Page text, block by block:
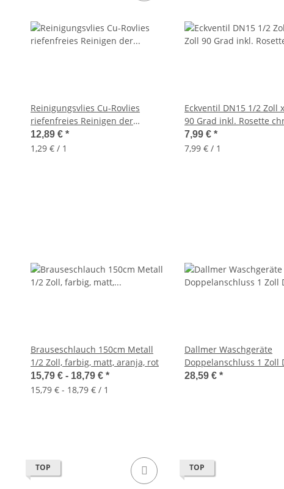
Reinigungsvlies Cu-Rovlies
riefenfreies Reinigen der
Lötstellen 10 Stück
12,89 € *
1,29 € / 1
Eckventil DN15 1/2 Zoll
90 Grad inkl. Rosette
7,99 € *
7,99 € / 1
Brauseschlauch 150cm Metall
1/2 Zoll, farbig, matt, aranja, rot
15,79 € - 18,79 € *
15,79 € - 18,79 € / 1
Dallmer Waschgeräte
Doppelanschluss 1 Zoll
weiss Schlauchtülle,
28,59 € *
TOP TOP